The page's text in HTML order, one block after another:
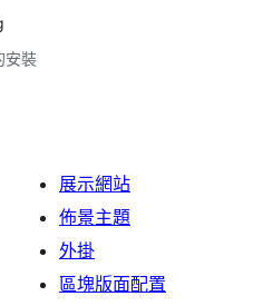
安裝
展示網站
佈景主題
外掛
區塊版面配置